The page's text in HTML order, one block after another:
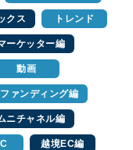
クス トレンド
ーケッター編
動画
ァンディング編
ニチャネル編
越境EC編